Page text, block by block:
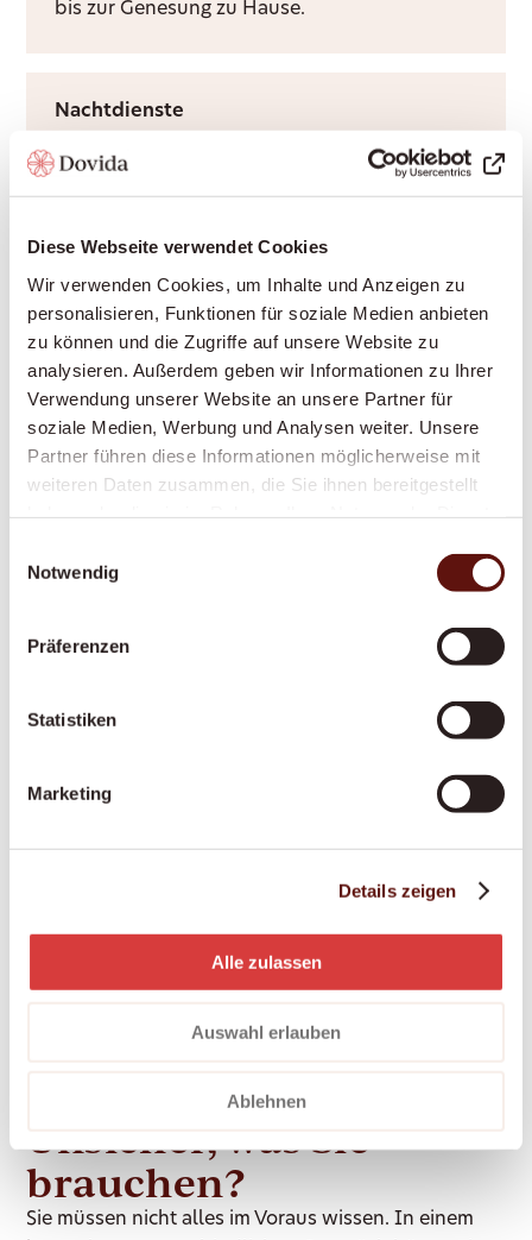
Diese Webseite verwendet Cookies
Wir verwenden Cookies, um Inhalte und Anzeigen zu
personalisieren, Funktionen für soziale Medien anbieten
zu können und die Zugriffe auf unsere Website zu
analysieren. Außerdem geben wir Informationen zu Ihrer
Verwendung unserer Website an unsere Partner für
soziale Medien, Werbung und Analysen weiter. Unsere
Partner führen diese Informationen möglicherweise mit
weiteren Daten zusammen, die Sie ihnen bereitgestellt
Notwendig
Präferenzen
Statistiken
Marketing
Details zeigen
Alle zulassen
Auswahl erlauben
Ablehnen
bis zur Genesung zu Hause.
Nachtdienste
Ruhige Nächte für Sie und Ihre Angehörigen –
Grundpflege
Würdevolle Unterstützung bei Körperpflege
und Mobilität, durch Krankenkassen
anerkannt – damit Sie sich sicher und
respektiert fühlen.
Anstellung pflegende Angehörige
finanziell und fachlich ab – mit fairer
Anstellung, Ausbildung und Unterstützung an
Palliative Situationen
Ein würdevoller letzter Lebensabschnitt im
Teams.
Unsicher, was Sie
brauchen?
Sie müssen nicht alles im Voraus wissen. In einem